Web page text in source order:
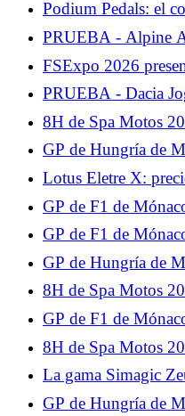
Podium Pedals: el
llega en unos días.
PRUEBA - Alpine
opinión sobre...
2026
FSExpo 2026
visión distinta del
PRUEBA - Dacia
híbrido... Prueba
8H de Spa Motos
entrenamientos
a favor
GP de Hungría de
Libres 1, Quartararo
Márquez empieza
Lotus Eletre X:
enchufable más
GP de F1 de
vídeo, rompió su
GP de F1 de
1, Leclerc y
Hadjar en el muro
GP de Hungría de
test, decepción para
Q2 por un pelo
8H de Spa Motos
Calificaciones 1, el
provisional en casa
GP de F1 de
entrenamientos
Isack Hadjar
8H de Spa Motos
BMW nº37 en la
La gama Simagic
The French
GP de Hungría de